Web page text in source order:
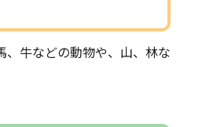
、牛などの動物や、山、林な